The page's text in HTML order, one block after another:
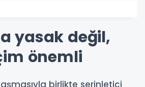
yasak değil,
önemli
birlikte serinletici